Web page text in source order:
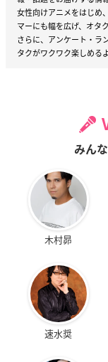
女性向けアニメをはじめ
マーにも幅を広げ、オタ
さらに、アンケート・ラ
タクがワクワク楽しめる
みん
木村昴
速水奨